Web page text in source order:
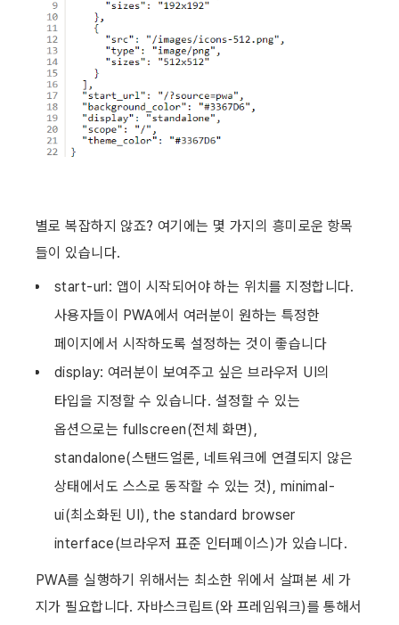
별로 복잡하지 않죠? 여기에는 몇 가지의 흥미로운 항목
들이 있습니다.
start-url: 앱이 시작되어야 하는 위치를 지정합니다.
사용자들이 PWA에서 여러분이 원하는 특정한
페이지에서 시작하도록 설정하는 것이 좋습니다
display: 여러분이 보여주고 싶은 브라우저 UI의
타입을 지정할 수 있습니다. 설정할 수 있는
옵션으로는 fullscreen(전체 화면),
standalone(스탠드얼론, 네트워크에 연결되지 않은
상태에서도 스스로 동작할 수 있는 것), minimal-
ui(최소화된 UI), the standard browser
interface(브라우저 표준 인터페이스)가 있습니다.
PWA를 실행하기 위해서는 최소한 위에서 살펴본 세 가
지가 필요합니다. 자바스크립트(와 프레임워크)를 통해서